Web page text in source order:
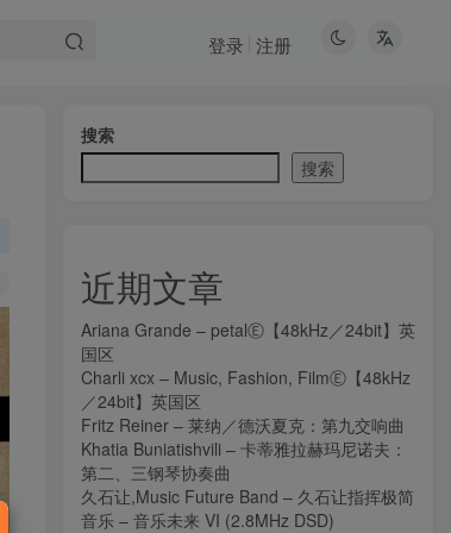
登录 注册
搜索
搜索
近期文章
Ariana Grande – petalⒺ【48kHz／24bit】英
国区
Charli xcx – Music, Fashion, FilmⒺ【48kHz
／24bit】英国区
Fritz Reiner – 莱纳／德沃夏克：第九交响曲
Khatia Buniatishvili – 卡蒂雅拉赫玛尼诺夫：
第二、三钢琴协奏曲
久石让,Music Future Band – 久石让指挥极简
音乐 – 音乐未来 VI (2.8MHz DSD)